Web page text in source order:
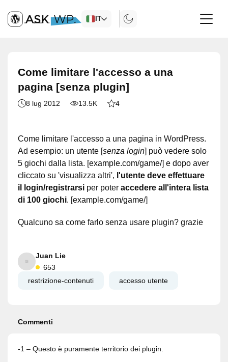
IT
Come limitare l'accesso a una
pagina [senza plugin]
8 lug 2012 13.5K 4
Come limitare l'accesso a una pagina in WordPress.
Ad esempio: un utente [senza login] può vedere solo
5 giochi dalla lista. [example.com/game/] e dopo aver
cliccato su 'visualizza altri', l'utente deve effettuare
il login/registrarsi per poter accedere all'intera lista
di 100 giochi. [example.com/game/]
Qualcuno sa come farlo senza usare plugin? grazie
Juan Lie
653
restrizione-contenuti
accesso utente
Commenti
-1 – Questo è puramente territorio dei plugin.